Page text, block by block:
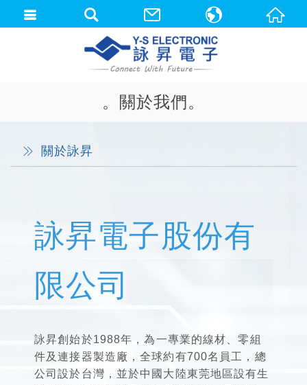
。關於我們。
關於詠昇
詠昇電子股份有
限公司
詠昇創始於1988年，為一專業的線材、零組
件及連接器製造廠，全球約有700名員工，總
公司設於台灣，並於中國大陸東莞地區設有生
中文(繁體)
English